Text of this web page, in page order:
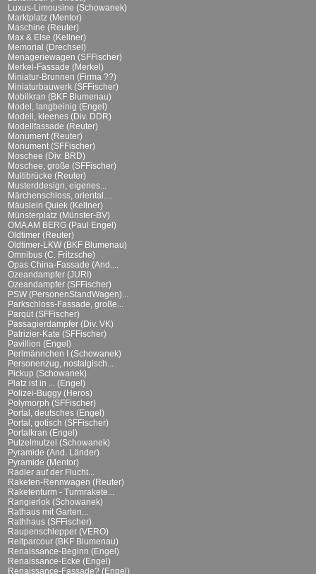
Luxus-Limousine (Schowanek)
Marktplatz (Mentor)
Maschine (Reuter)
Max & Else (Kellner)
Memorial (Drechsel)
Menageriewagen (SFFischer)
Merkel-Fassade (Merkel)
Miniatur-Brunnen (Firma ??)
Miniaturbauwerk (SFFischer)
Mobilkran (BKF Blumenau)
Model, langbeinig (Engel)
Modell, kleenes (Div. DDR)
Modellfassade (Reuter)
Monument (Reuter)
Monument (SFFischer)
Moschee (Div. BRD)
Moschee, große (SFFischer)
Multibrücke (Reuter)
Musterddesign, eigenes...
Märchenschloss, oriental....
Mäuslein Quiek (Kellner)
Münsterplatz (Münster-BV)
OMA AM BERG (Paul Engel)
Oldtimer (Reuter)
Oldtimer-LKW (BKF Blumenau)
Omnibus (C. Fritzsche)
Opas China-Fassade (And....
Ozeandampfer (JURI)
Ozeandampfer (SFFischer)
PSW (PersonenStandWagen)...
Parkschloss-Fassade, große...
Parqüt (SFFischer)
Passagierdampfer (Div. VK)
Patrizier-Kate (SFFischer)
Pavillion (Engel)
Perlmännchen I (Schowanek)
Personenzug, nostalgisch...
Pickup (Schowanek)
Platz ist in ... (Engel)
Polizei-Buggy (Heros)
Polymorph (SFFischer)
Portal, deutsches (Engel)
Portal, gotisch (SFFischer)
Portalkran (Engel)
Putzelmutzel (Schowanek)
Pyramide (And. Länder)
Pyramide (Mentor)
Radler auf der Flucht...
Raketen-Rennwagen (Reuter)
Raketenturm - Turmrakete...
Rangierlok (Schowanek)
Rathaus mit Garten...
Rathhaus (SFFischer)
Raupenschlepper (VERO)
Reitparcour (BKF Blumenau)
Renaissance-Beginn (Engel)
Renaissance-Ecke (Engel)
Renaissance-Fassade? (Engel)